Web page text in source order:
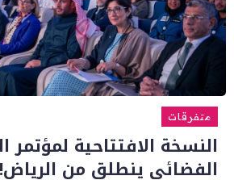
متفرقات
النسخة الافتتاحية لمؤتمر
الفضائي ينطلق من الرياض!